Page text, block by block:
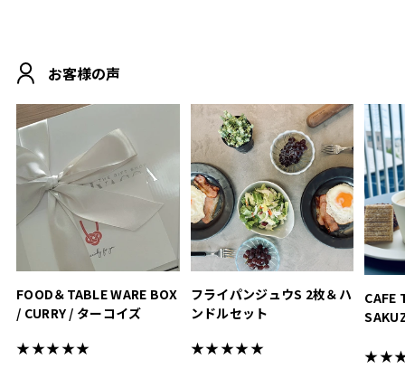
おうちカフェもお洒落にな
って嬉しい𖠚 ⡱
.
#hyacca #結婚祝い
素敵なギフトを
ありがとうございました
#hyacca #結婚祝い
#お祝い #プレゼント
真っ
いい
#結婚
淡色
結婚
色イ
お客様の声
FOOD＆TABLE WARE BOX
/ CURRY / ターコイズ
★★★★★
フライパンジュウS 2枚＆ハ
ンドルセット
★★★★★
CAFE